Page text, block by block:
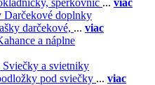
šperkovnic ... viac
Darčekové doplnky
darčekové, ... viac
a náplne
Sviečky a svietniky
pod sviečky ... viac